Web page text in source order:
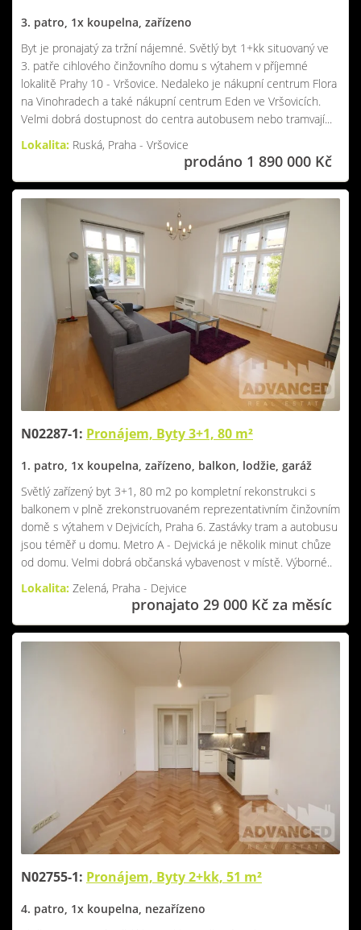
3. patro, 1x koupelna, zařízeno
Byt je pronajatý za tržní nájemné. Světlý byt 1+kk situovaný ve
3. patře cihlového činžovního domu s výtahem v příjemné
lokalitě Prahy 10 - Vršovice. Nedaleko je nákupní centrum Flora
na Vinohradech a také nákupní centrum Eden ve Vršovicích.
Velmi dobrá dostupnost do centra autobusem nebo tramvají...
Lokalita: Ruská, Praha - Vršovice
prodáno 1 890 000 Kč
N02287-1: Pronájem, Byty 3+1, 80 m²
1. patro, 1x koupelna, zařízeno, balkon, lodžie, garáž
Světlý zařízený byt 3+1, 80 m2 po kompletní rekonstrukci s
balkonem v plně zrekonstruovaném reprezentativním činžovním
domě s výtahem v Dejvicích, Praha 6. Zastávky tram a autobusu
jsou téměř u domu. Metro A - Dejvická je několik minut chůze
od domu. Velmi dobrá občanská vybavenost v místě. Výborné..
Lokalita: Zelená, Praha - Dejvice
pronajato 29 000 Kč za měsíc
N02755-1: Pronájem, Byty 2+kk, 51 m²
4. patro, 1x koupelna, nezařízeno